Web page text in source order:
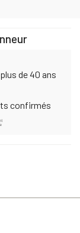
de 40 ans
confirmés